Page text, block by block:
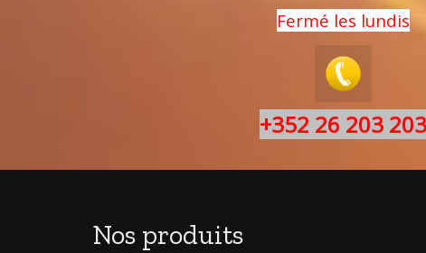
Fermé les lundis
+352 26 203 203
Nos produits